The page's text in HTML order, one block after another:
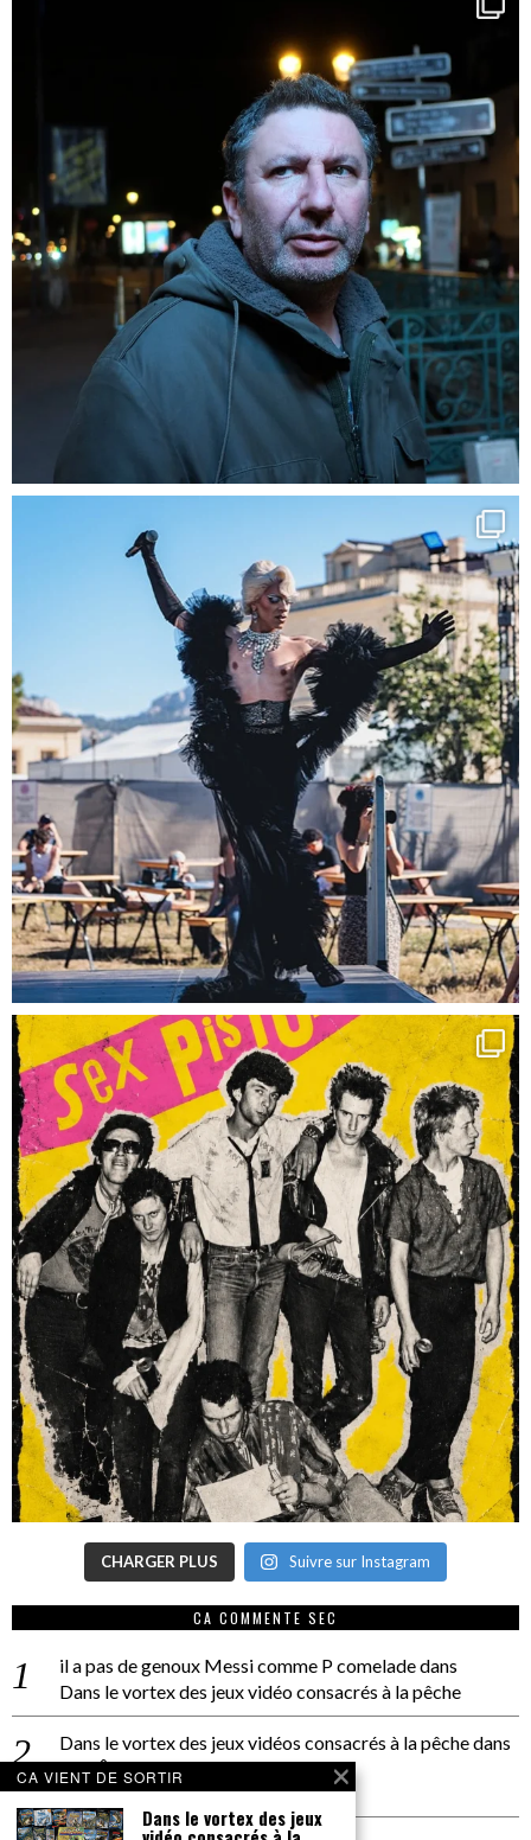
CHARGER PLUS Suivre sur Instagram
CA COMMENTE SEC
il a pas de genoux Messi comme P comeladedans
Dans le vortex des jeux vidéo consacrés à la pêche
Dans le vortex des jeux vidéos consacrés à la pêchedans
PACÔME THIELLEMENT
La séance d’Hip Gnose
CA VIENT DE SORTIR
Dans le vortex des jeux